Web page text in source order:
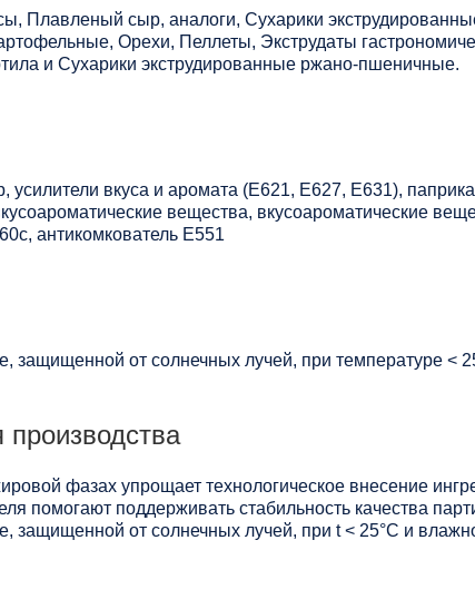
Плавленый сыр, аналоги, Сухарики
Орехи, Пеллеты, Экструдаты
и Сухарики экструдированные ржано-пшеничные.
усилители вкуса и аромата (Е621, Е627, Е631),
вещества, вкусоароматические
антикомкователь Е551
защищенной от солнечных лучей, при температуре <
фазах упрощает технологическое внесение
помогают поддерживать стабильность качества
защищенной от солнечных лучей, при t < 25°С и